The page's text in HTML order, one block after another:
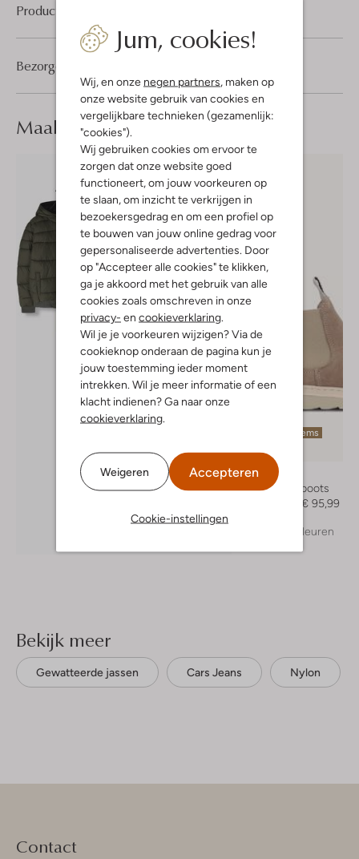
Jum, cookies!
Wij, en onze negen partners, maken op
onze website gebruik van cookies en
vergelijkbare technieken (gezamenlijk:
"cookies").
Wij gebruiken cookies om ervoor te
zorgen dat onze website goed
functioneert, om jouw voorkeuren op
te slaan, om inzicht te verkrijgen in
bezoekersgedrag en om een profiel op
te bouwen van jouw online gedrag voor
gepersonaliseerde advertenties. Door
op "Accepteer alle cookies" te klikken,
ga je akkoord met het gebruik van alle
cookies zoals omschreven in onze
privacy- en cookieverklaring.
Wil je je voorkeuren wijzigen? Via de
cookieknop onderaan de pagina kun je
jouw toestemming ieder moment
intrekken. Wil je meer informatie of een
klacht indienen? Ga naar onze
cookieverklaring.
Weigeren Accepteren
Cookie-instellingen
Product informatie
Bezorgen & retourneren
Maak jelook compleet
Laatste items
-20%
Nubikk
Chelsea boots
€ 95,99
+ meer kleuren
Bekijk meer
Gewatteerde jassen Cars Jeans Nylon
Contact